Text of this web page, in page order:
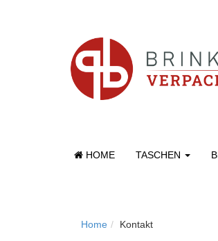
HOME TASCHEN
Home Kontakt